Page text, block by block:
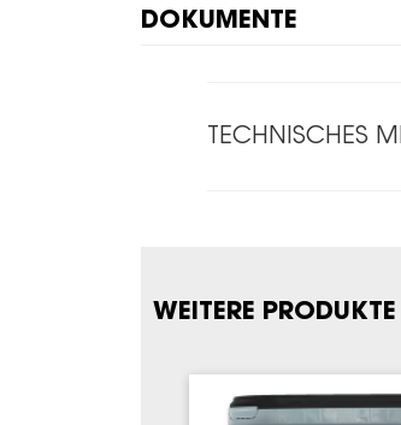
DOKUMENTE
TECHNISCHES
WEITERE PRODUKTE